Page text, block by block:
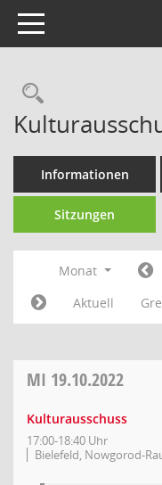
Toggle navigation
Informationen
Sitzungen
Monat
Aktuell
MI 19.10.2022
Kulturausschuss
17:00-18:40 Uhr
Bielefeld, Nowgorod-